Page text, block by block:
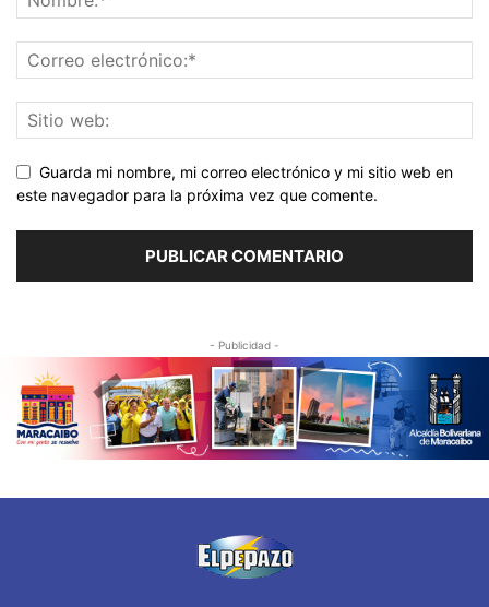
Guarda mi nombre, mi correo electrónico y mi sitio web en
este navegador para la próxima vez que comente.
- Publicidad -